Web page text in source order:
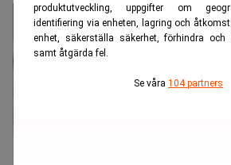
produktutveckling, uppgifter om
identifiering via enheten, lagring och
enhet, säkerställa säkerhet, förhindra och
samt åtgärda fel.
Se våra 104 partners